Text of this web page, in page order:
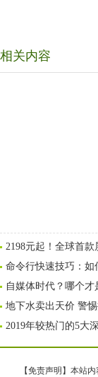
相关内容
2198元起！全球首
命令行快速技巧：如
自媒体时代？哪个才
地下水卖出天价 警
2019年较热门的5大
【免责声明】本站